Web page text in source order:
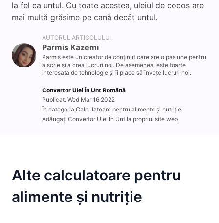
la fel ca untul. Cu toate acestea, uleiul de cocos are
mai multă grăsime pe cană decât untul.
AUTORUL ARTICOLULUI
Parmis Kazemi
Parmis este un creator de conținut care are o pasiune pentru
a scrie și a crea lucruri noi. De asemenea, este foarte
interesată de tehnologie și îi place să învețe lucruri noi.
Convertor Ulei În Unt Română
Publicat: Wed Mar 16 2022
În categoria Calculatoare pentru alimente și nutriție
Adăugați Convertor Ulei În Unt la propriul site web
Alte calculatoare pentru
alimente și nutriție